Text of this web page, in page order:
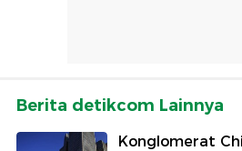
Berita detikcom Lainnya
Konglomerat